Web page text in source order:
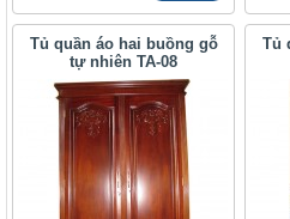
Tủ quần áo hai buồng gỗ
tự nhiên TA-08
Tủ